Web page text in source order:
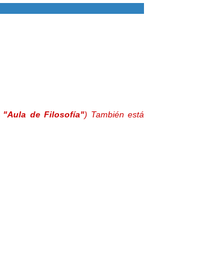
"Aula de Filosofía") También está